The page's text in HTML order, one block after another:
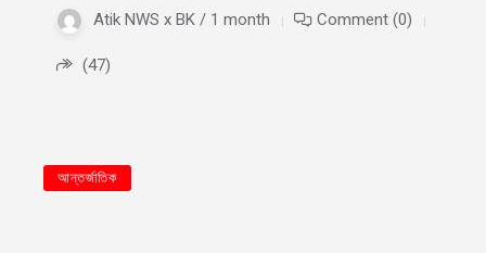
Atik NWS x BK / 1 month Comment (0)
(47)
আন্তর্জাতিক